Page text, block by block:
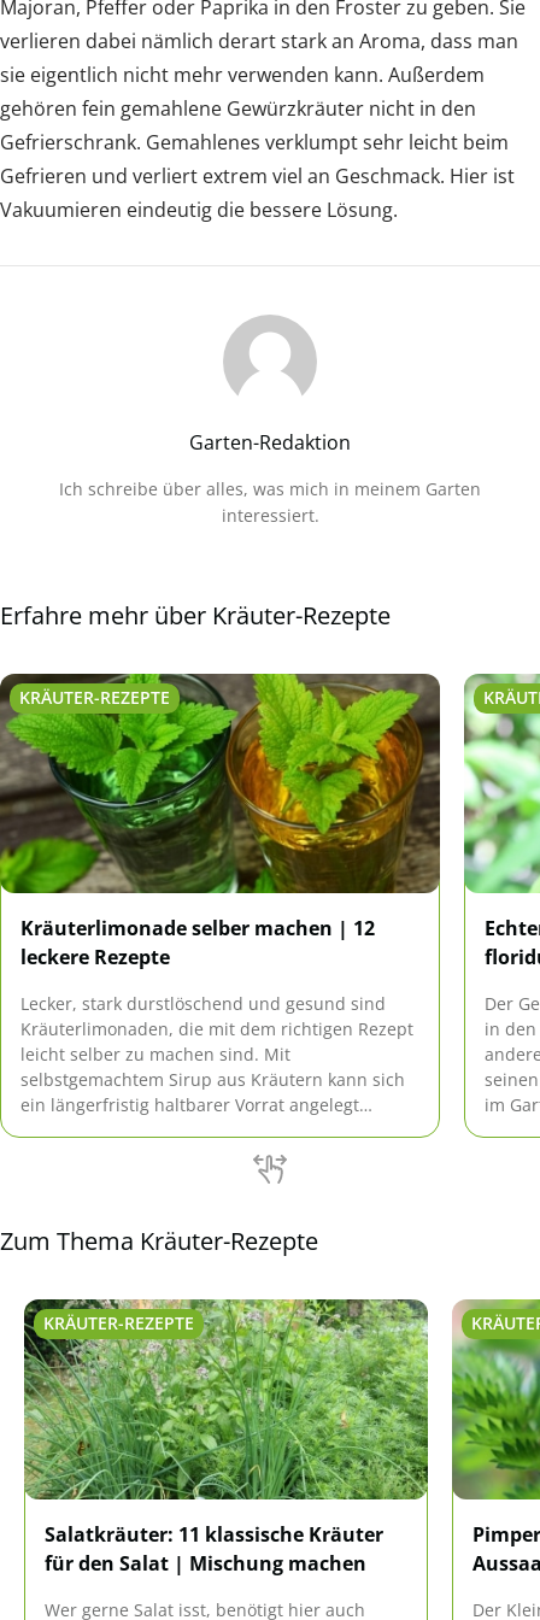
Majoran, Pfeffer oder Paprika in den Froster zu geben. Sie
verlieren dabei nämlich derart stark an Aroma, dass man
sie eigentlich nicht mehr verwenden kann. Außerdem
gehören fein gemahlene Gewürzkräuter nicht in den
Gefrierschrank. Gemahlenes verklumpt sehr leicht beim
Gefrieren und verliert extrem viel an Geschmack. Hier ist
Vakuumieren eindeutig die bessere Lösung.
Garten-Redaktion
Ich schreibe über alles, was mich in meinem Garten
interessiert.
Erfahre mehr über Kräuter-Rezepte
KRÄUTER-REZEPTE
Kräuterlimonade selber machen | 12
leckere Rezepte
Lecker, stark durstlöschend und gesund sind
Kräuterlimonaden, die mit dem richtigen Rezept
leicht selber zu machen sind. Mit
selbstgemachtem Sirup aus Kräutern kann sich
ein längerfristig haltbarer Vorrat angelegt
besten Rezepte zum selber machen.
Der
in
im
Zum Thema Kräuter-Rezepte
KRÄUTER-REZEPTE
Salatkräuter: 11 klassische Kräuter
für den Salat | Mischung machen
Wer gerne Salat isst, benötigt hier auch
Der